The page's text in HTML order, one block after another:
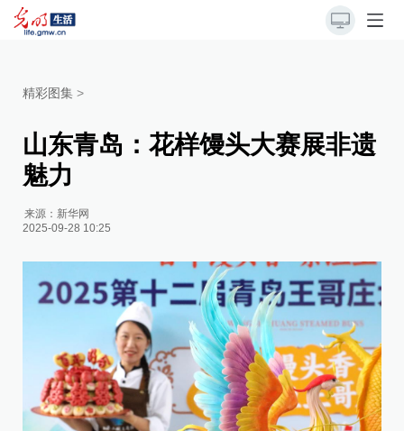
精彩图集 >
山东青岛：花样馒头大赛展非遗
魅力
来源： 新华网
2025-09-28 10:25